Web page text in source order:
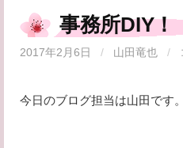
事務所DIY！
2017年2月6日 / 山田竜也 /
今日のブログ担当は山田です。